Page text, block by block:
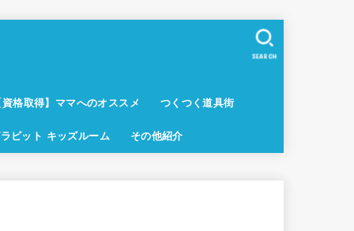
資格取得】ママへのオススメ つくつく道具街
ビット キッズルーム その他紹介
SEARCH